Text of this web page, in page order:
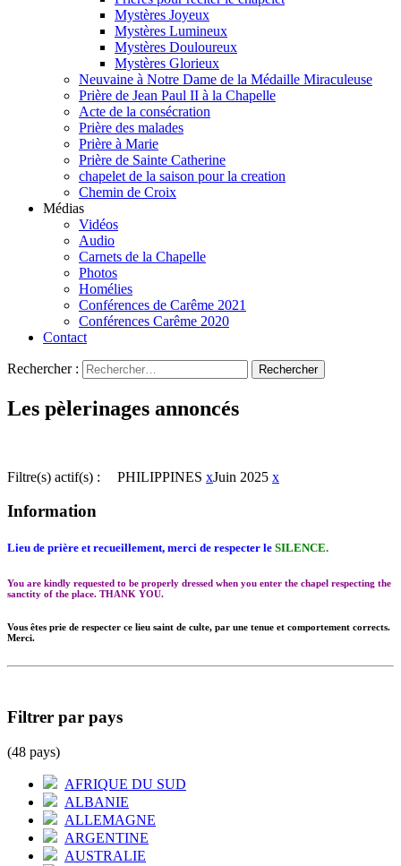
Mystères Joyeux
Mystères Lumineux
Mystères Douloureux
Mystères Glorieux
Neuvaine à Notre Dame de la Médaille Miraculeuse
Prière de Jean Paul II à la Chapelle
Acte de la consécration
Prière des malades
Prière à Marie
Prière de Sainte Catherine
chapelet de la saison pour la creation
Chemin de Croix
Médias
Vidéos
Audio
Carnets de la Chapelle
Photos
Homélies
Conférences de Carême 2021
Conférences Carême 2020
Contact
Rechercher :
Les pèlerinages annoncés
Filtre(s) actif(s) : PHILIPPINES xJuin 2025 x
Information
Lieu de prière et recueillement, merci de respecter le SILENCE.
You are kindly requested to be properly dressed when you enter the chapel respecting the
sanctity of the place. THANK YOU.
Vous êtes prie de respecter ce lieu saint de culte, par une tenue et comportement corrects.
Merci.
Filtrer par pays
(48 pays)
AFRIQUE DU SUD
ALBANIE
ALLEMAGNE
ARGENTINE
AUSTRALIE